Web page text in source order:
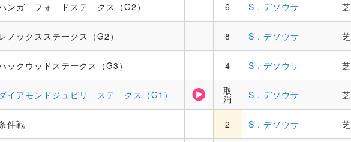
ンガーフォードステークス（G2） 6 S．デソウサ 芝
ノックスステークス（G2） 8 S．デソウサ 芝
ックウッドステークス（G3） 4 S．デソウサ 芝
イアモンドジュビリーステークス（G1） 取
消 S．デソウサ 芝
件戦 2 S．デソウサ 芝